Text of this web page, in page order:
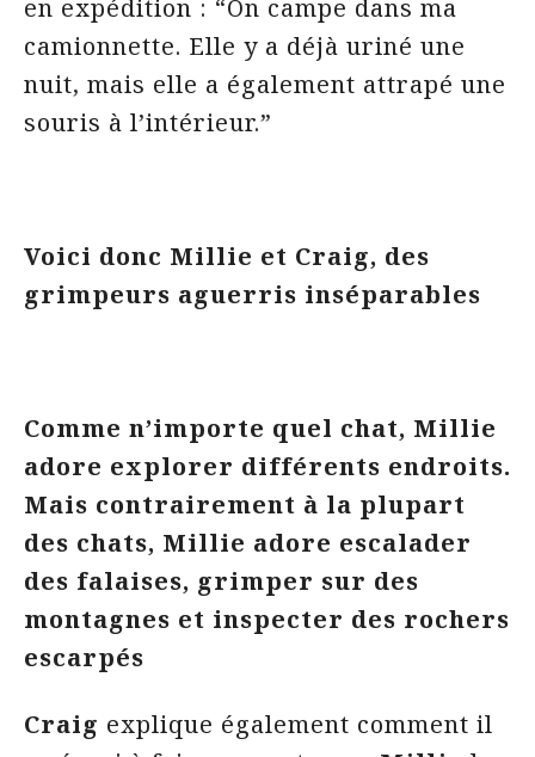
en expédition : “On campe dans ma
camionnette. Elle y a déjà uriné une
nuit, mais elle a également attrapé une
souris à l’intérieur.”
Voici donc Millie et Craig, des
grimpeurs aguerris inséparables
Comme n’importe quel chat, Millie
adore explorer différents endroits.
Mais contrairement à la plupart
des chats, Millie adore escalader
des falaises, grimper sur des
montagnes et inspecter des rochers
escarpés
Craig explique également comment il